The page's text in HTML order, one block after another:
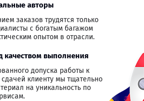
авторы
заказов трудятся только
с богатым багажом
опытом в отрасли.
качеством выполнения
допуска работы к
клиенту мы тщательно
на уникальность по